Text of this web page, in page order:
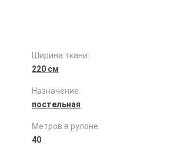
Ширина ткани:
220 см
Назначение:
постельная
Метров в рулоне:
40